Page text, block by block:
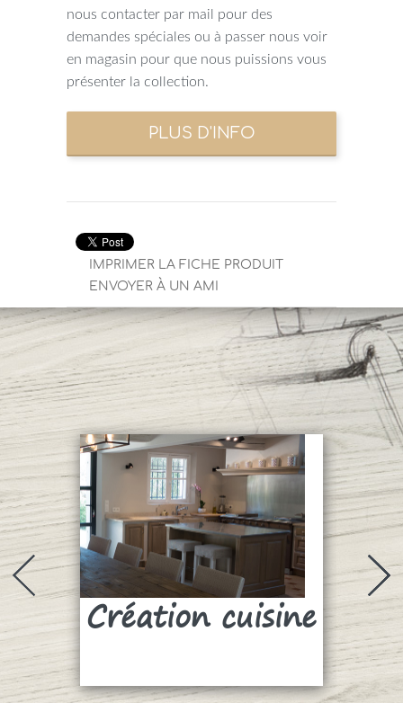
nous contacter par mail pour des
demandes spéciales ou à passer nous voir
en magasin pour que nous puissions vous
présenter la collection.
IMPRIMER LA FICHE PRODUIT
ENVOYER À UN AMI
Création cuisine